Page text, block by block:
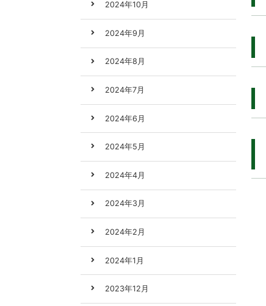
2024年10月
2024年9月
2024年8月
2024年7月
2024年6月
2024年5月
2024年4月
2024年3月
2024年2月
2024年1月
2023年12月